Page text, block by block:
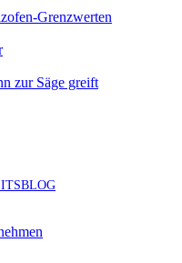
Grenzwerten
zur Säge greift